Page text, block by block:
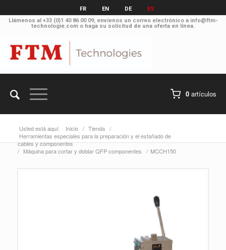
FR EN DE
ES
Llámenos al +33 (0)1 40 86 00 09, envíenos un correo electrónico a info@ftm-
technologie.com o haga su solicitud de una oferta en línea.
0 artículos
Usted está aquí: Inicio / Tienda /
Herramientas especiales para la preparación y el estañado de
cables y componentes
/ Máquina para cortar y doblar QFP componentes / MCCH150